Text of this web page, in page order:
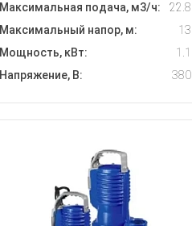
Максимальная подача, м3/ч:
22.8
Максимальный напор, м:
13
Мощность, кВт:
1.1
Напряжение, В:
380